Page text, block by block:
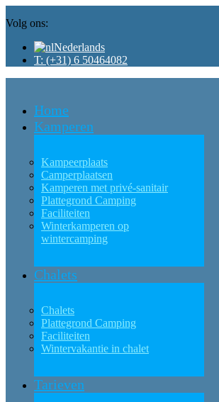
Volg ons:
Nederlands
T: (+31) 6 50464082
Home
Kamperen
Kampeerplaats
Camperplaatsen
Kamperen met privé-sanitair
Plattegrond Camping
Faciliteiten
Winterkamperen op
wintercamping
Chalets
Chalets
Plattegrond Camping
Faciliteiten
Wintervakantie in chalet
Tarieven